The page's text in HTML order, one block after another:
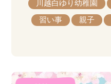
川越白ゆり幼稚園
習い事
親子